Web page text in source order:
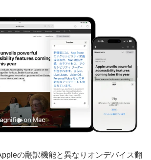
の翻訳機能と異なりオンデバイス翻